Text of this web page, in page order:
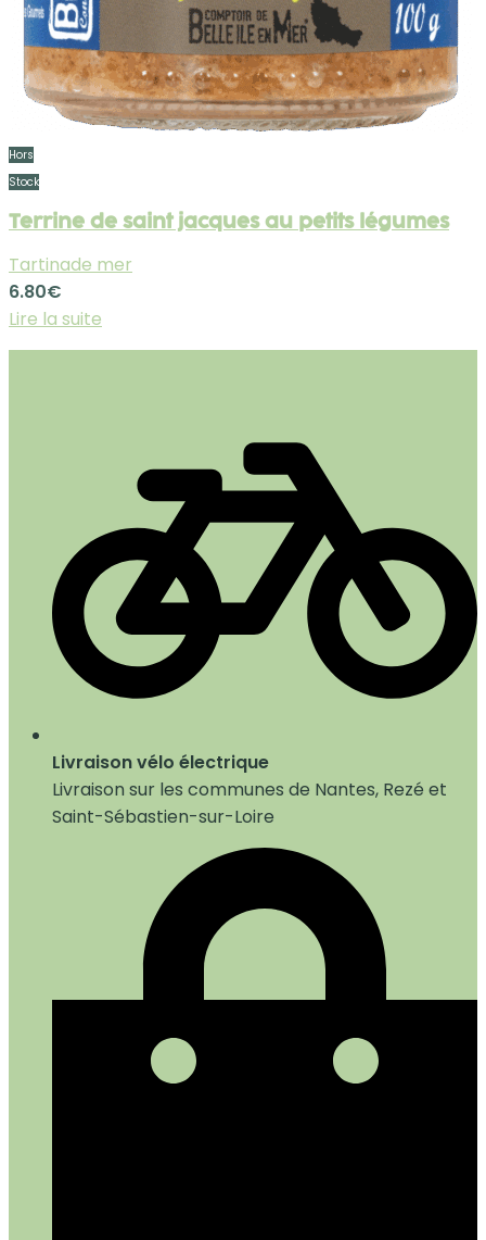
Hors
Stock
Terrine de saint jacques au petits légumes
Tartinade mer
6.80€
Lire la suite
Livraison vélo électrique
Livraison sur les communes de Nantes, Rezé et
Saint-Sébastien-sur-Loire